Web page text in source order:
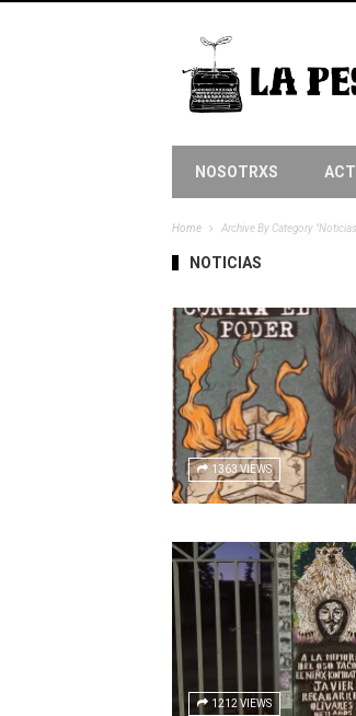
NOSOTRXS
Home Archive By Category
NOTICIAS
1363 VIEWS
1212 VIEWS